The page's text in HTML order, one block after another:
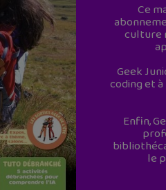
Ce
culture
Geek
coding et
Enfin,
le